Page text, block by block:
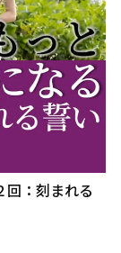
回：刻まれる